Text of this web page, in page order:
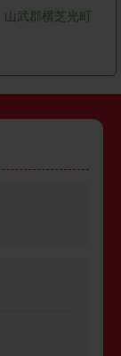
山武郡横芝光町